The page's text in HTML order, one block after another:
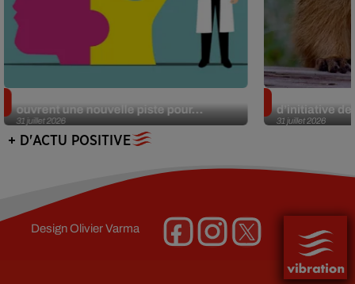
31 juillet 2026
ouvrent une nouvelle piste pour...
31 juillet 2026
d’initiative
+ D'ACTU POSITIVE
DesignOlivier Varma